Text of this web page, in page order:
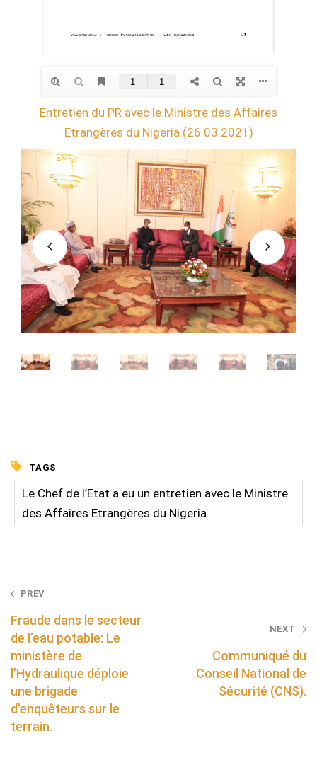
Entretien du PR avec le Ministre des Affaires
Etrangères du Nigeria (26 03 2021)
TAGS
Le Chef de l’Etat a eu un entretien avec le Ministre
des Affaires Etrangères du Nigeria.
Post
navigation
PREV
Fraude dans le secteur
de l’eau potable: Le
ministère de
l’Hydraulique déploie
une brigade
d’enquêteurs sur le
terrain.
NEXT
Communiqué du
Conseil National de
Sécurité (CNS).